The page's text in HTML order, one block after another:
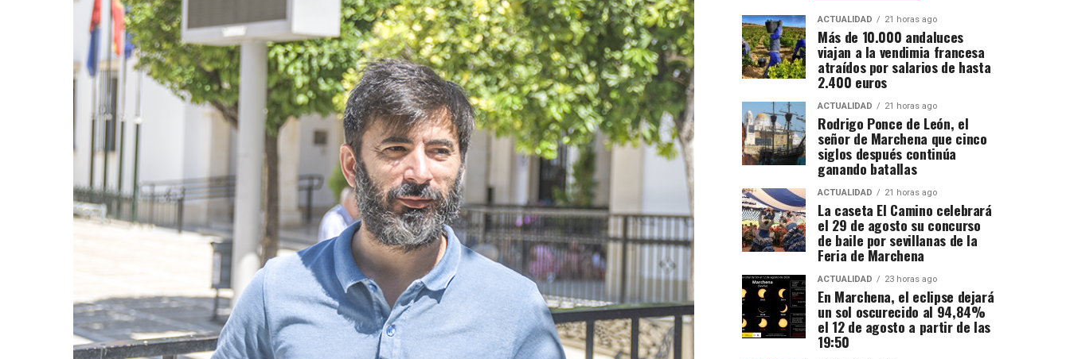
ACTUALIDAD 21 horas ago
Más de 10.000 andaluces
viajan a la vendimia francesa
atraídos por salarios de hasta
2.400 euros
ACTUALIDAD 21 horas ago
Rodrigo Ponce de León, el
señor de Marchena que cinco
siglos después continúa
ganando batallas
ACTUALIDAD 21 horas ago
La caseta El Camino celebrará
el 29 de agosto su concurso
de baile por sevillanas de la
Feria de Marchena
ACTUALIDAD 23 horas ago
En Marchena, el eclipse dejará
un sol oscurecido al 94,84%
el 12 de agosto a partir de las
19:50